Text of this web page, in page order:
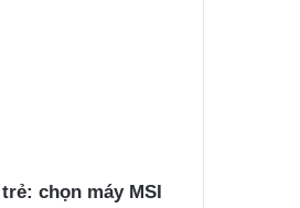
chọn máy MSI